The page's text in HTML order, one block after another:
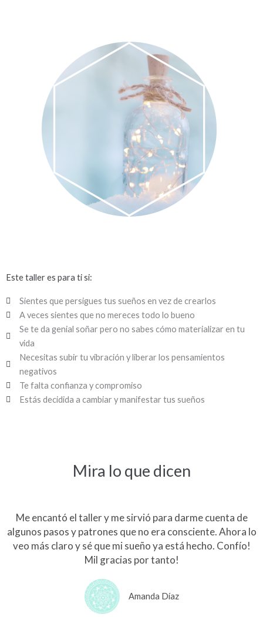
Este taller es para ti si:
Sientes que persigues tus sueños en vez de crearlos
A veces sientes que no mereces todo lo bueno
Se te da genial soñar pero no sabes cómo materializar en tu
vida
Necesitas subir tu vibración y liberar los pensamientos
negativos
Te falta confianza y compromiso
Estás decidida a cambiar y manifestar tus sueños
Mira lo que dicen
Me encantó el taller y me sirvió para darme cuenta de
algunos pasos y patrones que no era consciente. Ahora lo
veo más claro y sé que mi sueño ya está hecho. Confío!
Mil gracias por tanto!
Amanda Díaz